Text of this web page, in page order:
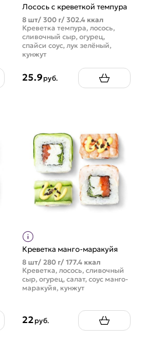
Лосось с креветкой темпура
8 шт/ 300 г/ 302.4 ккал
Креветка темпура, лосось,
сливочный сыр, огурец,
спайси соус, лук зелёный,
кунжут
25.9руб.
Креветка манго-маракуйя
8 шт/ 280 г/ 177.4 ккал
Креветка, лосось, сливочный
сыр, огурец, салат, соус манго-
маракуйя, кунжут
22 руб.